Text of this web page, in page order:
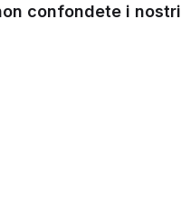
confondete i nostri